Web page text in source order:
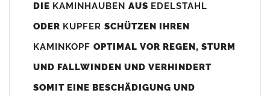
800mm x 740-800mm angefertigt (siehe Bild/Zeichnung unten).
angefertigt werden (bitte anfragen).
DIE KAMINHAUBEN AUS EDELSTAHL
ODER KUPFER SCHÜTZEN IHREN
KAMINKOPF OPTIMAL VOR REGEN, STURM
UND FALLWINDEN UND VERHINDERT
SOMIT EINE BESCHÄDIGUNG UND